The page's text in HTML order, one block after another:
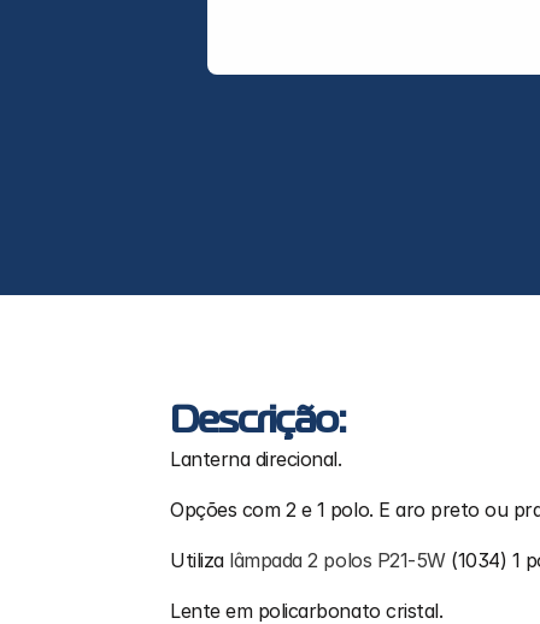
Descrição:
Lanterna direcional.
Opções com 2 e 1 polo. E aro preto ou
Utiliza lâmpada 2 polos P21-5W (1034) 1
Lente em policarbonato cristal.